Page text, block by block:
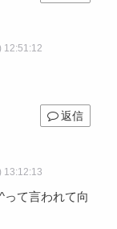
12:51:12
返信
13:12:13
って言われて向